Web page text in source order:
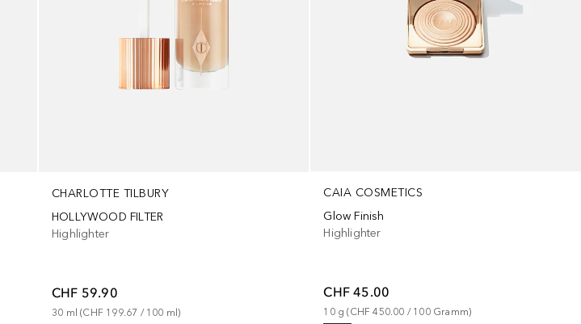
CHARLOTTE TILBURY
HOLLYWOOD FILTER
Highlighter
CHF 59.90
30 ml (CHF 199.67 / 100 ml)
CAIA COSMETICS
Glow Finish
Highlighter
CHF 45.00
10 g (CHF 450.00 / 100 Gramm)